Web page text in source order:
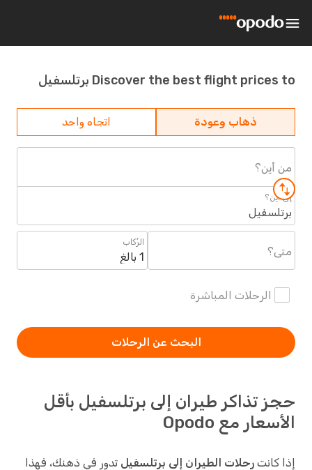
Discover the best flight prices to برتلسفيل
ذهاب وعودة اتجاه واحد
من أين؟
إلى أين؟
برتلسفيل
متى؟
الرُكاب
1 بالغ
الرحلات المباشرة
البحث عن الرحلات
حجز تذاكر طيران إلى برتلسفيل بأقل
الأسعار مع Opodo
إذا كانت رحلات الطيران إلى برتلسفيل تدور في ذهنك، فهذا